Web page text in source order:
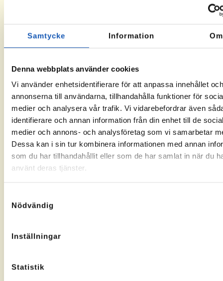
Samtycke Information Om
Denna webbplats använder cookies
Vi använder enhetsidentifierare för att anpassa innehållet och
annonserna till användarna, tillhandahålla funktioner för
medier och analysera vår trafik. Vi vidarebefordrar även
identifierare och annan information från din enhet till de
medier och annons- och analysföretag som vi samarbetar
Dessa kan i sin tur kombinera informationen med annan
som du har tillhandahållit eller som de har samlat in när du
använt deras tjänster.
Nödvändig
Inställningar
Statistik